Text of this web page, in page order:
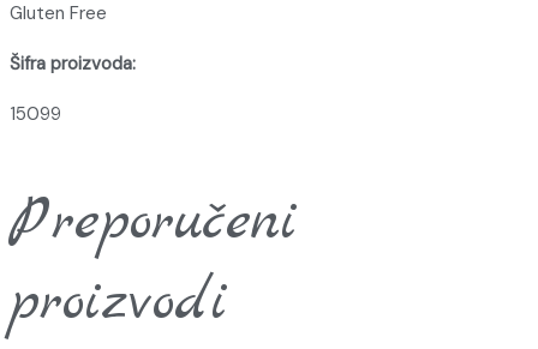
Gluten Free
Šifra proizvoda:
15099
Preporučeni
proizvodi